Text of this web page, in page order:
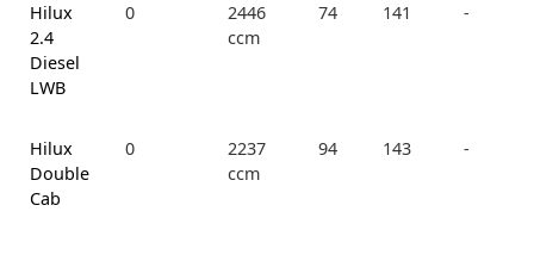
Hilux
2.4
Diesel
LWB
0
2446
ccm
74 141 -
Hilux
Double
Cab
0
2237
ccm
94 143 -